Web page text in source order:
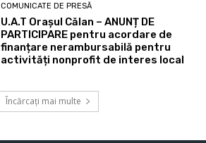
COMUNICATE DE PRESĂ
U.A.T Orașul Călan – ANUNȚ DE
PARTICIPARE pentru acordare de
finanțare nerambursabilă pentru
activități nonprofit de interes local
Încărcați mai multe